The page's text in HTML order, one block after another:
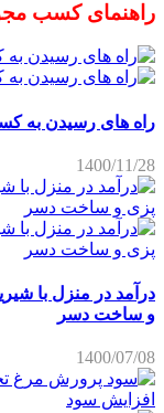
راهنمای کسب
راه های رسیدن به
1400/11/28
درآمد در منزل با
و ساخت دسر
1400/07/08